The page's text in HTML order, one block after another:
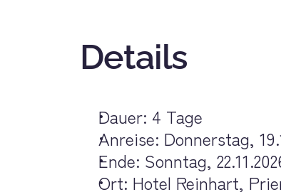
Details
Dauer: 4 Tage
Anreise: Donnerstag,
Ende: Sonntag,
Ort: Hotel Reinhart,